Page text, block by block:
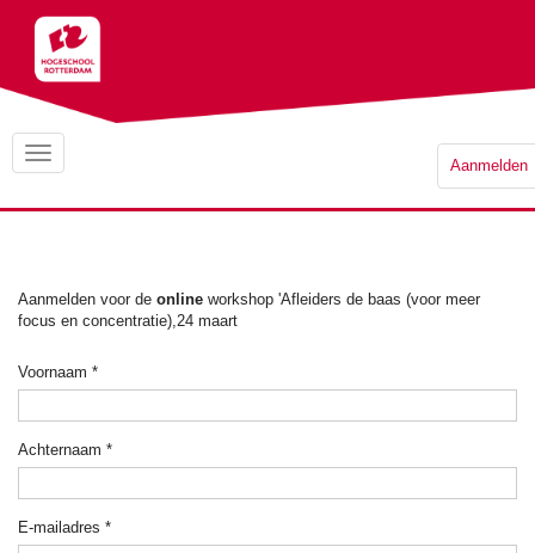
Aanmelden
Aanmelden voor de online workshop 'Afleiders de baas (voor meer
focus en concentratie),24 maart
Voornaam *
Achternaam *
E-mailadres *